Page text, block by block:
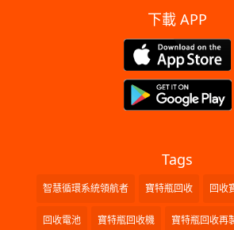
下載 APP
Tags
智慧循環系統領航者 寶特瓶回收 回收
回收電池 寶特瓶回收機 寶特瓶回收再